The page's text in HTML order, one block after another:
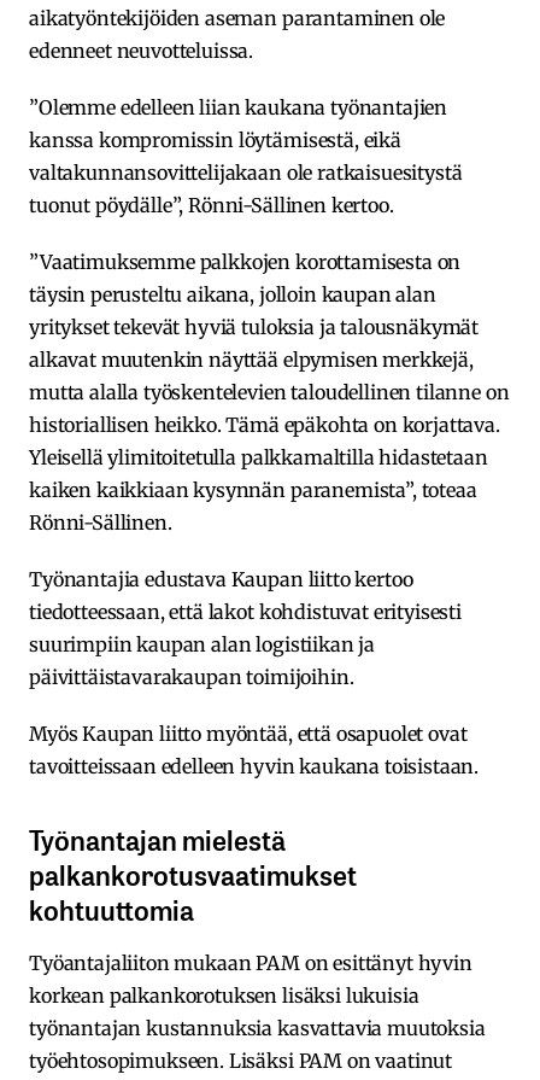
aikatyöntekijöiden aseman parantaminen ole
edenneet neuvotteluissa.
”Olemme edelleen liian kaukana työnantajien
kanssa kompromissin löytämisestä, eikä
valtakunnansovittelijakaan ole ratkaisuesitystä
tuonut pöydälle”, Rönni-Sällinen kertoo.
”Vaatimuksemme palkkojen korottamisesta on
täysin perusteltu aikana, jolloin kaupan alan
yritykset tekevät hyviä tuloksia ja talousnäkymät
alkavat muutenkin näyttää elpymisen merkkejä,
mutta alalla työskentelevien taloudellinen tilanne on
historiallisen heikko. Tämä epäkohta on korjattava.
Yleisellä ylimitoitetulla palkkamaltilla hidastetaan
kaiken kaikkiaan kysynnän paranemista”, toteaa
Rönni-Sällinen.
Työnantajia edustava Kaupan liitto kertoo
tiedotteessaan, että lakot kohdistuvat erityisesti
suurimpiin kaupan alan logistiikan ja
päivittäistavarakaupan toimijoihin.
Myös Kaupan liitto myöntää, että osapuolet ovat
tavoitteissaan edelleen hyvin kaukana toisistaan.
Työnantajan mielestä
palkankorotusvaatimukset
kohtuuttomia
Työantajaliiton mukaan PAM on esittänyt hyvin
korkean palkankorotuksen lisäksi lukuisia
työnantajan kustannuksia kasvattavia muutoksia
työehtosopimukseen. Lisäksi PAM on vaatinut